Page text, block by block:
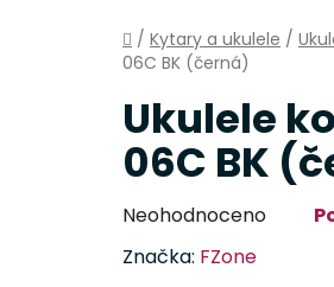
Domů
/ Kytary a ukulele /
06C BK (černá)
Ukulele
06C BK
Průměrné
produktu
Neohodnoceno
Značka: FZone